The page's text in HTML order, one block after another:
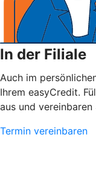
In der Filiale
Auch im
Ihrem easyCredit.
aus und vereinbaren
Termin vereinbaren